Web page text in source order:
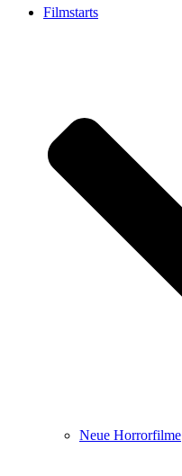
Filmstarts
Neue Horrorfilme